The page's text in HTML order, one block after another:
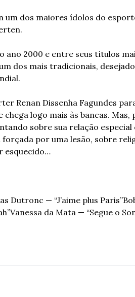
um dos maiores ídolos do
ano 2000 e entre seus títulos
dos mais tradicionais,
Renan Dissenha Fagundes
logo mais às bancas. Mas,
sobre sua relação
por uma lesão, sobre
esquecido…
Dutronc — “J’aime plus Paris”
Vanessa da Mata — “Segue o